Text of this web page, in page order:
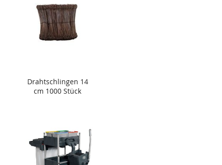
Drahtschlingen 14
cm 1000 Stück